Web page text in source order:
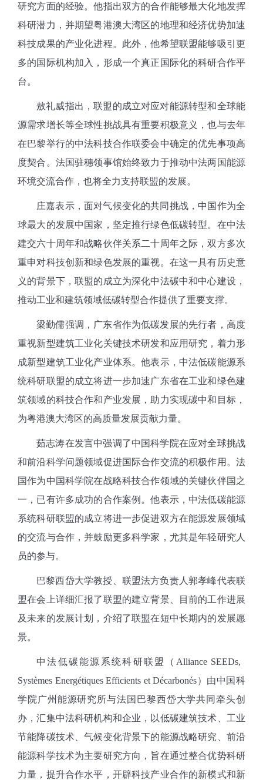
研究方面的经验。他指出双方的合作能够最大化地发挥
科研潜力，并期望粤港澳大湾区的地理和经济优势加速
科技成果的产业化进程。此外，他希望联盟能够吸引更
多的国际机构加入，形成一个真正国际化的科研合作平
台。
敖礼威指出，联盟的成立对应对能源转型和全球能
源需求增长等全球性挑战具有重要积极意义，也与去年
在巴黎举行的中法科技合作联委会中确定的优先事项高
度契合。法国驻穗领事馆始终致力于推动中法两国能源
环境交流合作，也将全力支持联盟的发展。
庄嘉表示，面对气候变化的共同挑战，中国作为全
球最大的发展中国家，坚定推行绿色低碳转型。在中法
建交六十周年和战略伙伴关系二十周年之际，双方多次
重申对科技创新和绿色发展的重视。在这一具有历史意
义的背景下，联盟的成立为深化中法碳中和中心建设，
推动工业和建筑领域低碳转型合作提供了重要支撑。
梁勤儒强调，广东省作为低碳发展的先行者，高度
重视新型建筑工业化关键技术研发和应用研究，着力形
成新型建筑工业化产业体系。他表示，中法低碳能源系
统科研联盟的成立将进一步加速广东省在工业和绿色建
筑领域的科技合作和产业发展，助力实现碳中和目标，
为粤港澳大湾区的高质量发展贡献力量。
茹志涛在发言中强调了中国科学院在应对全球挑战
和前沿科学问题领域促进国际合作交流的积极作用。法
国作为中国科学院在战略科技合作领域的关键伙伴国之
一，已有许多成功的合作案例。他表示，中法低碳能源
系统科研联盟的成立将进一步促进双方在能源发展领域
的交流与合作，并鼓励更多科学家，尤其是年轻研究人
员的参与。
巴黎西岱大学教授、联盟法方负责人郭孝峰代表联
盟在会上详细汇报了联盟的建立背景、目前的工作进展
及未来的发展计划，介绍了联盟在短中长期内的发展愿
景。
中法低碳能源系统科研联盟（Alliance SEEDs,
Systèmes Energétiques Efficients et Décarbonés）由中国科
学院广州能源研究所与法国巴黎西岱大学共同牵头创
办，汇集中法科研机构和企业，以低碳建筑技术、工业
节能降碳技术、气候变化背景下的能源战略研究、前沿
能源科学技术为主要研究方向，旨在通过整合优势科研
力量，提升合作水平，开辟科技产业合作的新模式和新